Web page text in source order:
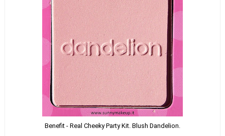
Benefit - Real Cheeky Party Kit. Blush Dandelion.